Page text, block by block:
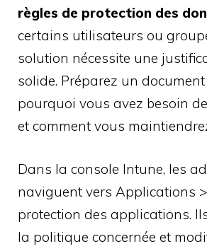
règles de protection des
certains utilisateurs ou
solution nécessite une
solide. Préparez un
pourquoi vous avez besoin
et comment vous
Dans la console Intune, les
naviguent vers Applications
protection des applications.
la politique concernée et